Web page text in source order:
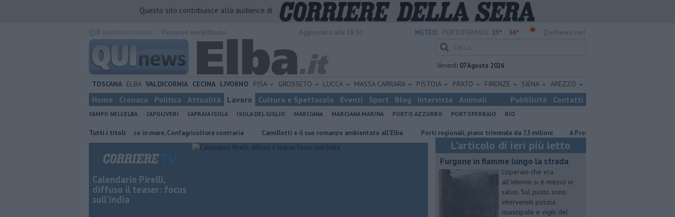
Questo sito contribuisce alla audience di
METEO: 25° 36°
Venerdì 07 Agosto 2026
TOSCANA ELBA VALDICORNIA CECINA LIVORNO PISA GROSSETO LUCCA MASSA CARRARA PISTOIA PRATO FIRENZE SIENA AREZZO
Home Cronaca Politica Attualità Lavoro Cultura e Spettacolo Eventi Sport Blog Interviste Animali Pubblicità Contatti
CAMPO NELL'ELBA CAPOLIVERI CAPRAIA ISOLA ISOLA DEL GIGLIO MARCIANA MARCIANA MARINA PORTO AZZURRO PORTOFERRAIO RIO
Tutti i titoli:
Parco eolico in mare, Confagricoltura contraria Camilletti e il suo romanzo ambientato all'Elba Porti regionali, piano triennale da 7,5 milioni A Procchio Letizia Moratti tra ricordi, Expo
Calendario Pirelli,
diffuso il teaser: focus
sull'India
L'articolo di ieri più letto
Furgone in fiamme lungo la strada
L'operaio che era
all'interno si è messo in
salvo. Sul posto sono
intervenuti polizia
municipale e vigili del